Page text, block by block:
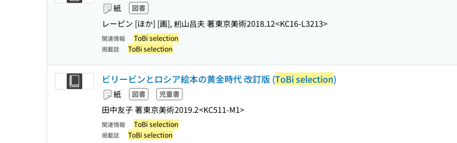
紙 図書
レーピン [ほか] [画], 籾山昌夫 著東京美術2018.12<KC16-L3213>
関連情報 ToBi selection
掲載誌 ToBi selection
ビリービンとロシア絵本の黄金時代 改訂版 (ToBi selection)
紙 図書 児童書
田中友子 著東京美術2019.2<KC511-M1>
関連情報 ToBi selection
掲載誌 ToBi selection